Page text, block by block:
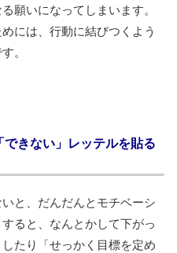
願いになってしまいます。
には、行動に結びつくよう
。
できない」レッテルを貼る
と、だんだんとモチベーシ
ると、なんとかして下がっ
たり「せっかく目標を定め